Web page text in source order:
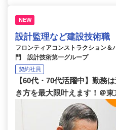
NEW
設計監理など建設技術職
フロンティアコンストラクション
門 設計技術第一グループ
契約社員
【60代・70代活躍中】勤務
き方を最大限叶えます！＠